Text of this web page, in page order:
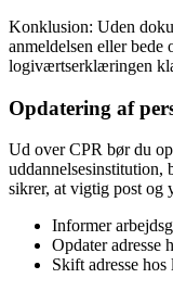
Konklusion: Uden
anmeldelsen eller
logiværtserklæringen
Opdatering af
Ud over CPR bør du
sikrer, at vigtig post og
Informer
Opdater adresse
Skift adresse